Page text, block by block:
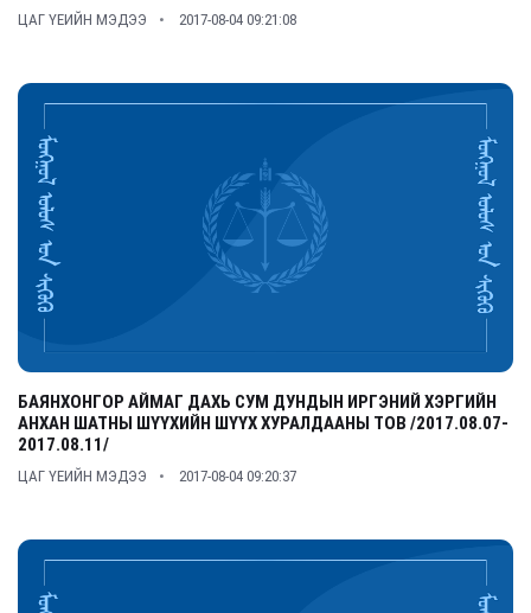
ЦАГ ҮЕИЙН МЭДЭЭ 2017-08-04 09:21:08
БАЯНХОНГОР АЙМАГ ДАХЬ СУМ ДУНДЫН ИРГЭНИЙ ХЭРГИЙН
АНХАН ШАТНЫ ШҮҮХИЙН ШҮҮХ ХУРАЛДААНЫ ТОВ /2017.08.07-
2017.08.11/
ЦАГ ҮЕИЙН МЭДЭЭ 2017-08-04 09:20:37